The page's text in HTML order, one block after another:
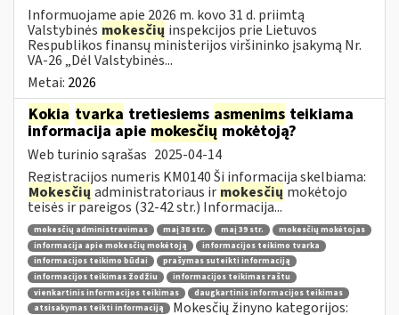
Informuojame apie 2026 m. kovo 31 d. priimtą
Valstybinės mokesčių inspekcijos prie Lietuvos
Respublikos finansų ministerijos viršininko įsakymą Nr.
VA-26 „Dėl Valstybinės...
Metai: 2026
Kokia tvarka tretiesiems asmenims teikiama
informacija apie mokesčiųmokėtoją?
Web turinio sąrašas 2025-04-14
Registracijos numeris KM0140 Ši informacija skelbiama:
Mokesčių administratoriaus ir mokesčių mokėtojo
teisės ir pareigos (32-42 str.) Informacija...
mokesčių administravimas maį 38 str. maį 39 str.
mokesčių mokėtojas
informacija apie mokesčių mokėtoją
informacijos teikimo tvarka
informacijos teikimo būdai
prašymas suteikti informaciją
informacijos teikimas žodžiu
informacijos teikimas raštu
vienkartinis informacijos teikimas
daugkartinis informacijos teikimas
atsisakymas teikti informaciją
Mokesčių žinyno kategorijos: